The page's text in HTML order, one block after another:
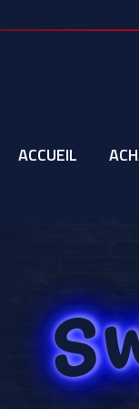
ACCUEIL
EVÃ©NEMENTS
Link 2
Nos véhicules